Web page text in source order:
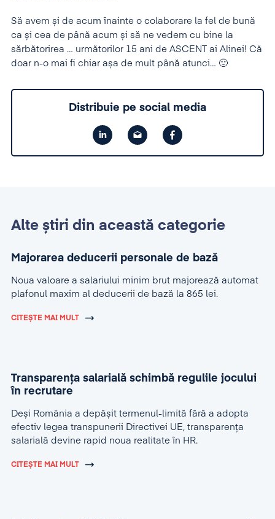
Să avem și de acum înainte o colaborare la fel de bună
ca și cea de până acum și să ne vedem cu bine la
sărbătorirea … următorilor 15 ani de ASCENT ai Alinei! Că
doar n-o mai fi chiar așa de mult până atunci… 🙂
Distribuie pe social media
Alte știri din această categorie
Majorarea deducerii personale de bază
Noua valoare a salariului minim brut majorează automat
plafonul maxim al deducerii de bază la 865 lei.
CITEȘTE MAI MULT
Transparența salarială schimbă regulile jocului
în recrutare
Deși România a depășit termenul-limită fără a adopta
efectiv legea transpunerii Directivei UE, transparența
salarială devine rapid noua realitate în HR.
CITEȘTE MAI MULT